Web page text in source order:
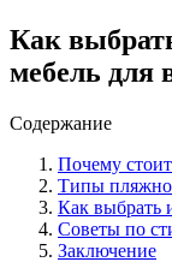
Как
мебель для
Содержание
Почему
Типы
Как выбрать
Советы по
Заключение